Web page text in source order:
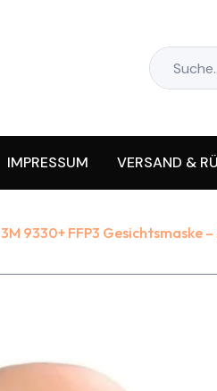
IMPRESSUM VERSAND &
3M 9330+ FFP3 Gesichtsmaske